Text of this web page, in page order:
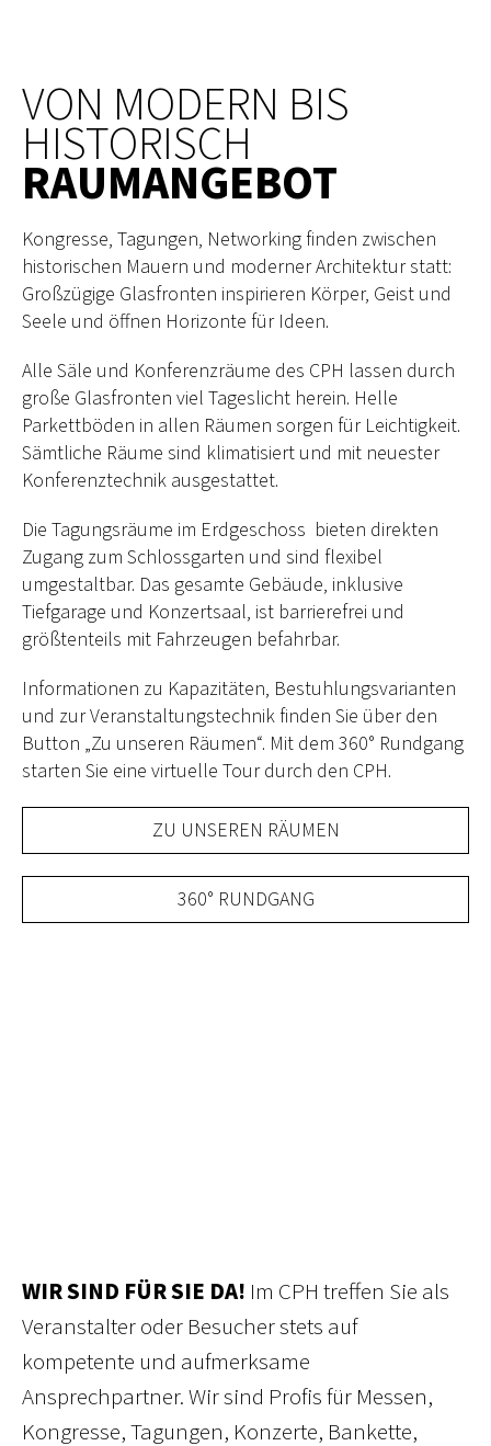
VON MODERN BIS
HISTORISCH
RAUMANGEBOT
Kongresse, Tagungen, Networking finden zwischen
historischen Mauern und moderner Architektur statt:
Großzügige Glasfronten inspirieren Körper, Geist und
Seele und öffnen Horizonte für Ideen.
Alle Säle und Konferenzräume des CPH lassen durch
große Glasfronten viel Tageslicht herein. Helle
Parkettböden in allen Räumen sorgen für Leichtigkeit.
Sämtliche Räume sind klimatisiert und mit neuester
Konferenztechnik ausgestattet.
Die Tagungsräume im Erdgeschoss bieten direkten
Zugang zum Schlossgarten und sind flexibel
umgestaltbar. Das gesamte Gebäude, inklusive
Tiefgarage und Konzertsaal, ist barrierefrei und
größtenteils mit Fahrzeugen befahrbar.
Informationen zu Kapazitäten, Bestuhlungsvarianten
und zur Veranstaltungstechnik finden Sie über den
Button „Zu unseren Räumen“. Mit dem 360° Rundgang
starten Sie eine virtuelle Tour durch den CPH.
ZU UNSEREN RÄUMEN
360° RUNDGANG
WIR SIND FÜR SIE DA! Im CPH treffen Sie als
Veranstalteroder Besucher stets auf
kompetente und aufmerksame
Ansprechpartner. Wir sind Profis für Messen,
Kongresse, Tagungen, Konzerte, Bankette,